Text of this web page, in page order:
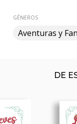
GÉNEROS
Aventuras y
DE